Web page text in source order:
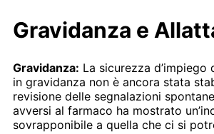
Gravidanza e
Gravidanza: La sicurezza d’impiego
in gravidanza non è ancora stata
revisione delle segnalazioni
avversi al farmaco ha mostrato
sovrapponibile a quella che ci si